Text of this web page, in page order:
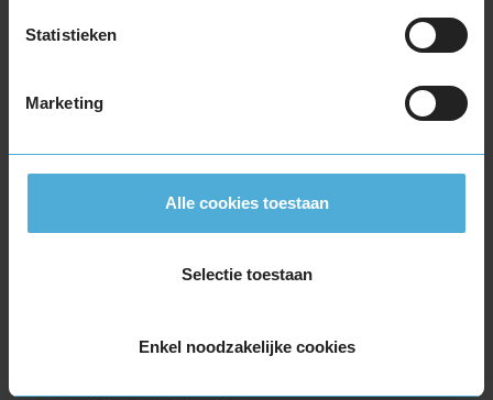
Statistieken
Marketing
Alle cookies toestaan
Selectie toestaan
Enkel noodzakelijke cookies
Item
3
18-inch banden